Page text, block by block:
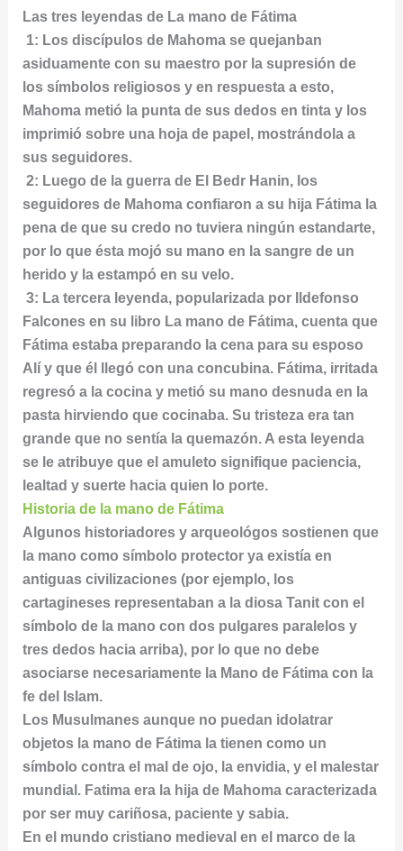
Las tres leyendas de La mano de Fátima
1: Los discípulos de Mahoma se quejanban
asiduamente con su maestro por la supresión de
los símbolos religiosos y en respuesta a esto,
Mahoma metió la punta de sus dedos en tinta y los
imprimió sobre una hoja de papel, mostrándola a
sus seguidores.
2: Luego de la guerra de El Bedr Hanin, los
seguidores de Mahoma confiaron a su hija Fátima la
pena de que su credo no tuviera ningún estandarte,
por lo que ésta mojó su mano en la sangre de un
herido y la estampó en su velo.
3: La tercera leyenda, popularizada por Ildefonso
Falcones en su libro La mano de Fátima, cuenta que
Fátima estaba preparando la cena para su esposo
Alí y que él llegó con una concubina. Fátima, irritada
regresó a la cocina y metió su mano desnuda en la
pasta hirviendo que cocinaba. Su tristeza era tan
grande que no sentía la quemazón. A esta leyenda
se le atribuye que el amuleto signifique paciencia,
lealtad y suerte hacia quien lo porte.
Historia de la mano de Fátima
Algunos historiadores y arqueológos sostienen que
la mano como símbolo protector ya existía en
antiguas civilizaciones (por ejemplo, los
cartagineses representaban a la diosa Tanit con el
símbolo de la mano con dos pulgares paralelos y
tres dedos hacia arriba), por lo que no debe
asociarse necesariamente la Mano de Fátima con la
fe del Islam.
Los Musulmanes aunque no puedan idolatrar
objetos la mano de Fátima la tienen como un
símbolo contra el mal de ojo, la envidia, y el malestar
mundial. Fatima era la hija de Mahoma caracterizada
por ser muy cariñosa, paciente y sabia.
En el mundo cristiano medieval en el marco de la